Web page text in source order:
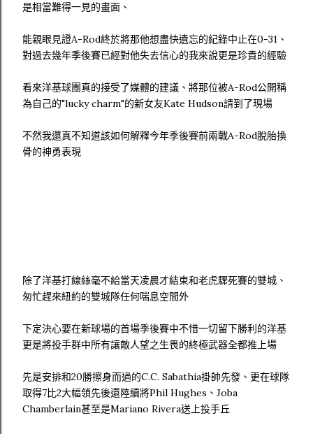
是相當難得一見的畫面、
能親眼見證A-Rod終於將那他想盡快遺忘的紀錄中止在0-31、
對過去幾年季後賽已經對他失去信心的我來說更是珍貴的經驗
看來洋基球團真的接受了媒體的建議、將那位被A-Rod公開稱
為自己的"lucky charm"的新女友Kate Hudson請到了現場
不然我還真不知道該如何解釋今年季後賽前兩戰A-Rod脫胎換
骨的神勇表現
除了洋基打線絲毫不給當天凌晨才結束和老虎驟死賽的雙城、
匆忙趕來紐約的雙城隊任何喘息空間外
下定決心要在新球場的首場季後賽中不惜一切留下勝利的洋基
更是將投手群中所有讓敵人望之生畏的終極武器全都推上場
先是安排和20勝擦身而過的C.C. Sabathia掛帥先發、更在球隊
取得7比2大幅領先後還陸續將Phil Hughes、Joba
Chamberlain甚至是Mariano Rivera送上投手丘